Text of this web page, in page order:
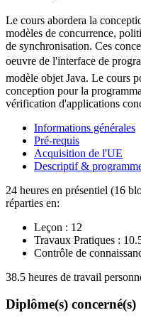
Le cours abordera la
modèles de concurrence,
de synchronisation. Ces
oeuvre de l'interface de
modèle objet Java. Le cours
conception pour la
vérification d'applications
Informations générales
Pré-requis
Acquisition de l'UE
Descriptif &
24 heures en présentiel (16
réparties en:
Leçon : 12
Travaux Pratiques :
Contrôle de
38.5 heures de travail
Diplôme(s) concerné(s)